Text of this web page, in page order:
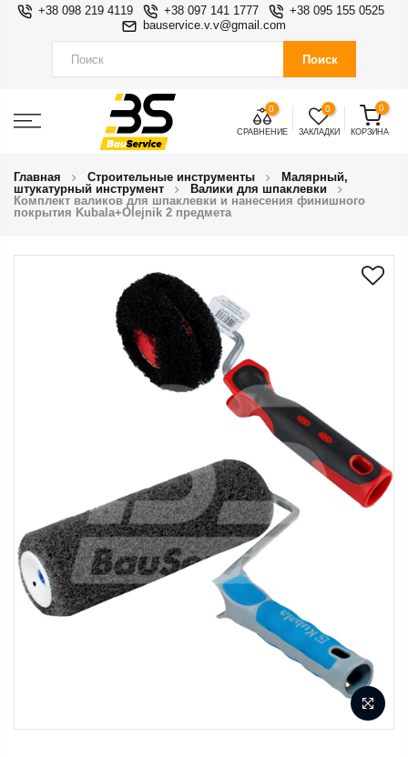
+38 098 219 4119 +38 097 141 1777
+38 095 155 0525
bauservice.v.v@gmail.com
Поиск
0
СРАВНЕНИЕ
0
ЗАКЛАДКИ
0
КОРЗИНА
Главная Строительные инструменты
Малярный,
штукатурный инструмент
Валики для шпаклевки
Комплект валиков для шпаклевки и нанесения финишного
покрытия Kubala+Olejnik 2 предмета